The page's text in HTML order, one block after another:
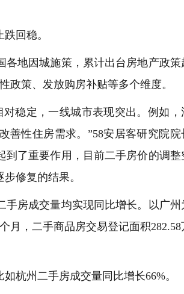
回稳。
地因城施策，累计出台房地产政策
政策、发放购房补贴等多个维度。
稳定，一线城市表现突出。例如，
善性住房需求。”58安居客研究院院
了重要作用，目前二手房价的调整
修复的结果。
房成交量均实现同比增长。以广州
月，二手商品房交易登记面积282.58
州二手房成交量同比增长66%。